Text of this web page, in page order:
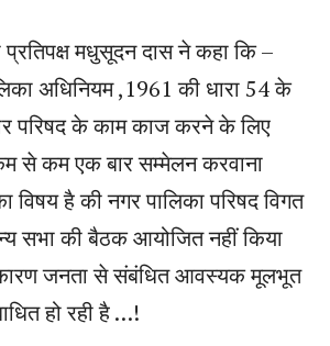
मधुसूदन दास ने कहा कि –
अधिनियम ,1961 की धारा 54 के
परिषद के काम काज करने के लिए
से कम एक बार सम्मेलन करवाना
है की नगर पालिका परिषद विगत
सभा की बैठक आयोजित नहीं किया
जनता से संबंधित आवस्यक मूलभूत
हो रही है …!